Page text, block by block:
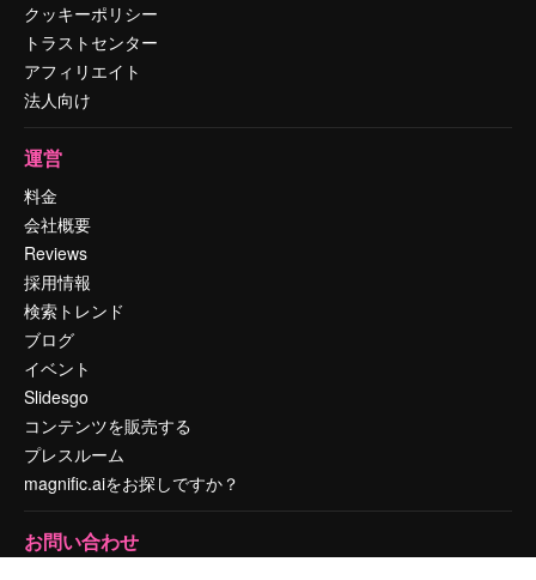
クッキーポリシー
トラストセンター
アフィリエイト
法人向け
運営
料金
会社概要
Reviews
採用情報
検索トレンド
ブログ
イベント
Slidesgo
コンテンツを販売する
プレスルーム
magnific.aiをお探しですか？
お問い合わせ